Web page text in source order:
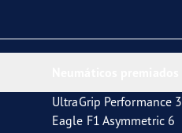
UltraGrip Performance 3
Eagle F1 Asymmetric 6